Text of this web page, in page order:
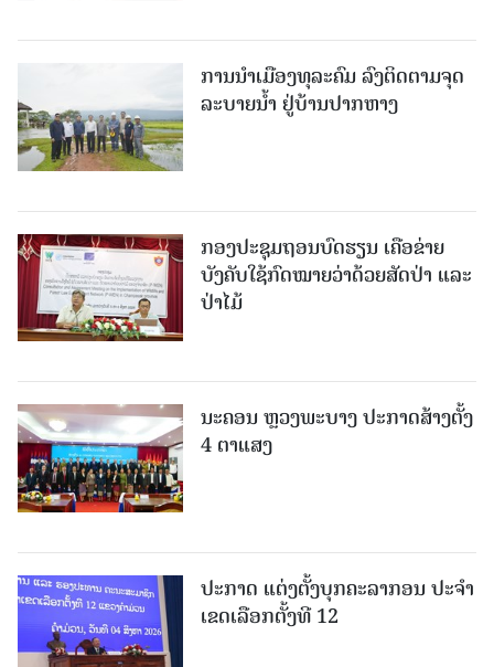
ການນໍາເມືອງທຸລະຄົມ ລົງຕິດຕາມຈຸດ
ລະບາຍນໍ້າ ຢູ່ບ້ານປາກຫາງ
ກອງປະຊຸມຖອນບົດຮຽນ ເຄືອຂ່າຍ
ບັງຄັບໃຊ້ກົດໝາຍວ່າດ້ວຍສັດປ່າ ແລະ
ປ່າໄມ້
ນະຄອນ ຫຼວງພະບາງ ປະ​ກາດ​ສ້າງ​ຕັ້ງ
4 ຕາແສງ
ປະກາດ ແຕ່ງຕັ້ງບຸກຄະລາກອນ ປະຈໍາ
ເຂດເລືອກຕັ້ງທີ 12